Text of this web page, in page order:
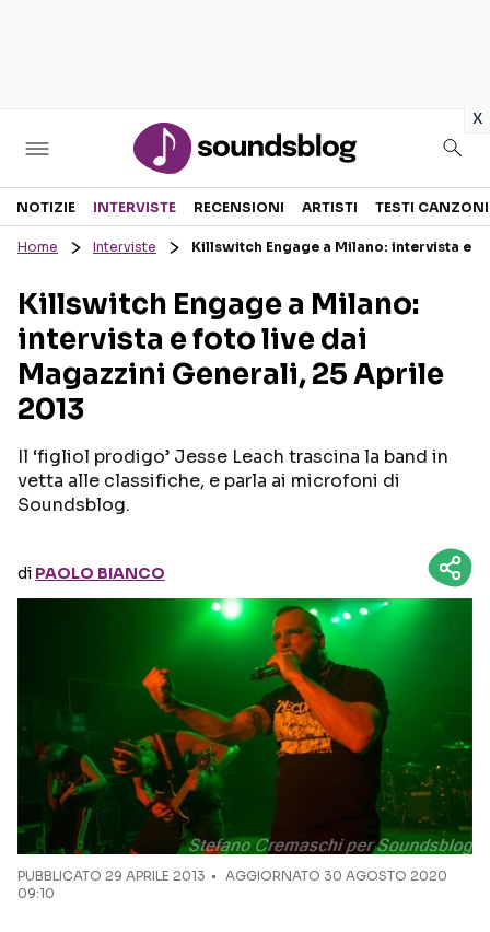
x
Sezioni
RECENSIONI MUSICALI
INTERVISTE
GOSSIP E CURIOSITÀ
TESTI CANZONI
TOUR ED EVENTI
TALENT SHOW
NOTIZIE INTERVISTE RECENSIONI ARTISTI TESTI CANZONI
Home Interviste Killswitch Engage a Milano: intervista e
Killswitch Engage a Milano:
intervista e foto live dai
Magazzini Generali, 25 Aprile
2013
Il ‘figliol prodigo’ Jesse Leach trascina la band in
vetta alle classifiche, e parla ai microfoni di
Soundsblog.
di PAOLO BIANCO
PUBBLICATO 29 APRILE 2013
AGGIORNATO 30 AGOSTO 2020
09:10